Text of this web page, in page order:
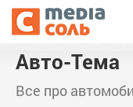
Авто-Тема
Все про